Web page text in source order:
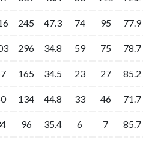
245 47.3 74 95 77.9
296 34.8 59 75 78.7
165 34.5 23 27 85.2
134 44.8 33 46 71.7
96 35.4 6 7 85.7
245 47.3 74 95 77.9
296 34.8 59 75 78.7
165 34.5 23 27 85.2
134 44.8 33 46 71.7
96 35.4 6 7 85.7